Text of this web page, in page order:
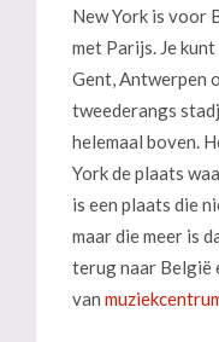
New York is voor
met Parijs. Je
Gent, Antwerpen
tweederangs
helemaal boven.
York de plaats
is een plaats die
maar die meer is
terug naar België
van